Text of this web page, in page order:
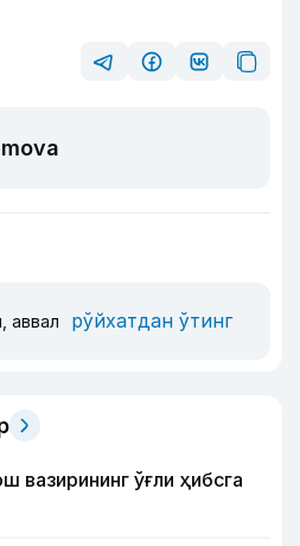
аввал рўйхатдан ўтинг
вазирининг ўғли ҳибсга